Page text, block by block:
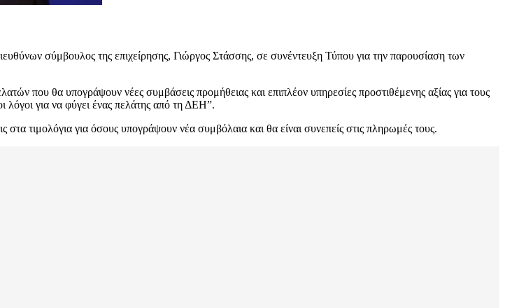
σύμβουλος της επιχείρησης, Γιώργος Στάσσης, σε συνέντευξη Τύπου για την παρουσίαση των
που θα υπογράψουν νέες συμβάσεις προμήθειας και επιπλέον υπηρεσίες προστιθέμενης αξίας για τους
λόγοι για να φύγει ένας πελάτης από τη ΔΕΗ”.
για όσους υπογράψουν νέα συμβόλαια και θα είναι συνεπείς στις πληρωμές τους.